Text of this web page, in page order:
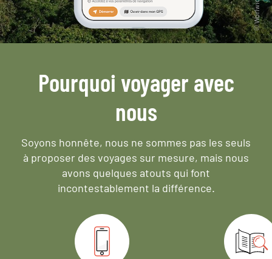
Pourquoi voyager avec
nous
Soyons honnête, nous ne sommes pas les seuls
à proposer des voyages sur mesure, mais nous
avons quelques atouts qui font
incontestablement la différence.